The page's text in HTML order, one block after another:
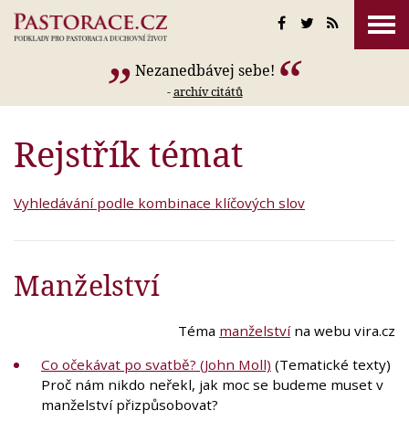
Nezanedbávej sebe!
-archív citátů
Rejstřík témat
Vyhledávání podle kombinace klíčových slov
Manželství
Téma manželstvína webu vira.cz
Co očekávat po svatbě? (John Moll) (Tematické texty)
Proč nám nikdo neřekl, jak moc se budeme muset v
manželství přizpůsobovat?